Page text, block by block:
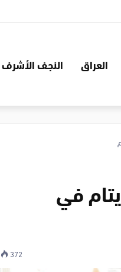
العراق النجف الأشرف
في
372